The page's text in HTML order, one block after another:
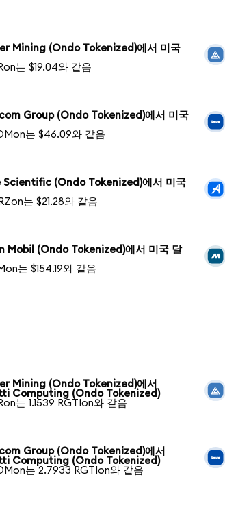
Mining (Ondo Tokenized)에서 미국
는 $19.04와 같음
Group (Ondo Tokenized)에서 미국
는 $46.09와 같음
Scientific (Ondo Tokenized)에서 미국
는 $21.28와 같음
Mobil (Ondo Tokenized)에서 미국 달
는 $154.19와 같음
Mining (Ondo Tokenized)에서
Computing (Ondo Tokenized)
는 1.1539 RGTIon와 같음
Group (Ondo Tokenized)에서
Computing (Ondo Tokenized)
는 2.7933 RGTIon와 같음